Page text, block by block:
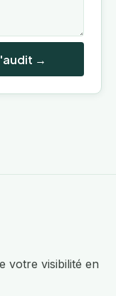
→
votre visibilité en